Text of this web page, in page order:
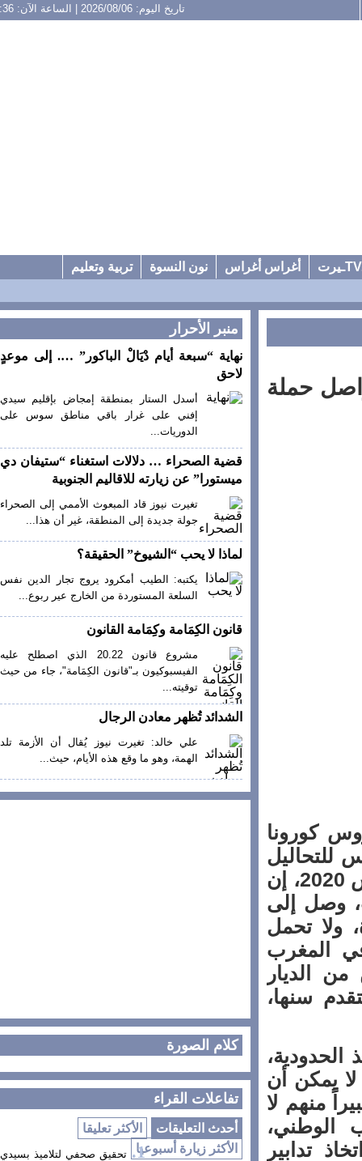
تاريخ اليوم: 2026/08/06 | الساعة الآن: 11:36
أغراس أغراس نون النسوة تربية وتعليم
يواصل حملة
كورونا
وقالت وزارة الصحة، اليوم الاثنين 09 مارس 2020، إن
وصل إلى
مستبعدة، ولا تحمل
المغرب
الديار
سنها،
أن
منهم لا
تدابير
منبر الأحرار
نهاية “سبعة أيام دْيَالْ الباكور” …. إلى موعدٍ
لاحق
أسدل الستار بمنطقة إمجاض بإقليم سيدي
إفني على غرار باقي مناطق سوس على
الدوريات...
قضية الصحراء … دلالات استغناء “ستيفان دي
ميستورا” عن زيارته للاقاليم الجنوبية
تغيرت نيوز قاد المبعوث الأممي إلى الصحراء
جولة جديدة إلى المنطقة، غير أن هذا...
لماذا لا يحب “الشيوخ” الحقيقة؟
يكتبه: الطيب أمكرود يروج تجار الدين نفس
السلعة المستوردة من الخارج عير ربوع...
قانون الكِمَامة وكِمَامة القانون
مشروع قانون 20.22 الذي اصطلح عليه
الفيسبوكيون بـ"قانون الكِمَامة"، جاء من حيث
توقيته...
الشدائد تُظهر معادن الرجال
علي خالد: تغيرت نيوز يُقال أن الأزمة تلد
الهمة، وهو ما وقع هذه الأيام، حيث...
كلام الصورة
تفاعلات القراء
أحدث التعليقات
الأكثر تعليقا
الأكثر زيارة أسبوعيا
تحقيق صحفي لتلاميذ بسيدي